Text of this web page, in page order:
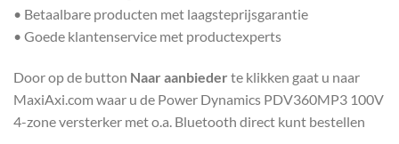
• Betaalbare producten met laagsteprijsgarantie
• Goede klantenservice met productexperts
Door op de button Naar aanbieder te klikken gaat u naar
MaxiAxi.com waar u de Power Dynamics PDV360MP3 100V
4-zone versterker met o.a. Bluetooth direct kunt bestellen